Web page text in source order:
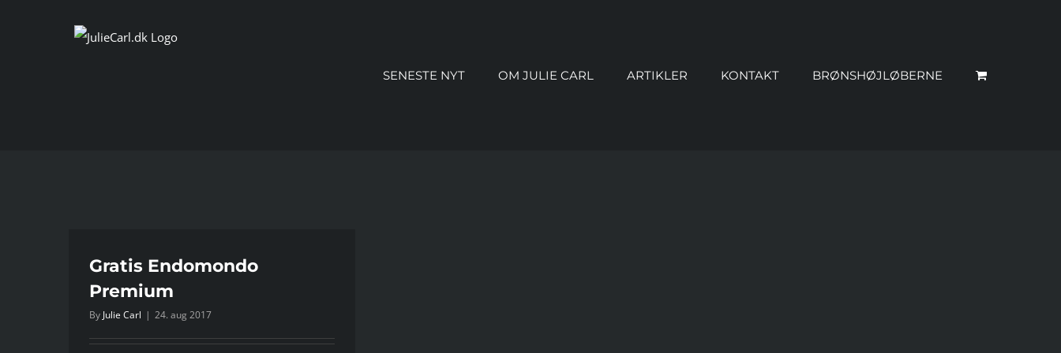
SENESTE NYT OM JULIE CARL ARTIKLER KONTAKT BRØNSHØJLØBERNE
Gratis Endomondo
Premium
By Julie Carl | 24. aug 2017